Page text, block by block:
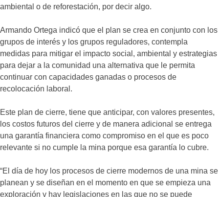
ambiental o de reforestación, por decir algo.
Armando Ortega indicó que el plan se crea en conjunto con los
grupos de interés y los grupos reguladores, contempla
medidas para mitigar el impacto social, ambiental y estrategias
para dejar a la comunidad una alternativa que le permita
continuar con capacidades ganadas o procesos de
recolocación laboral.
Este plan de cierre, tiene que anticipar, con valores presentes,
los costos futuros del cierre y de manera adicional se entrega
una garantía financiera como compromiso en el que es poco
relevante si no cumple la mina porque esa garantía lo cubre.
“El día de hoy los procesos de cierre modernos de una mina se
planean y se diseñan en el momento en que se empieza una
exploración y hay legislaciones en las que no se puede